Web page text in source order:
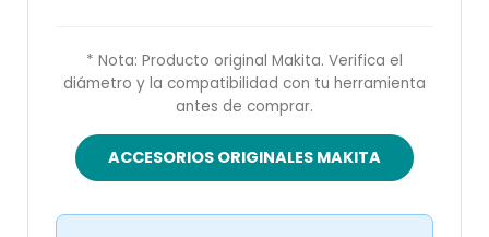
* Nota: Producto original Makita. Verifica el
diámetro y la compatibilidad con tu herramienta
antes de comprar.
ACCESORIOS ORIGINALES MAKITA